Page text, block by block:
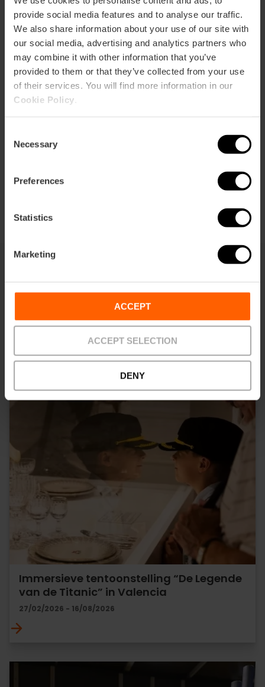
provide social media features and to analyse our traffic.
We also share information about your use of our site with
our social media, advertising and analytics partners who
may combine it with other information that you’ve
provided to them or that they’ve collected from your use
of their services. You will find more information in our
Cookie Policy
Selection
Necessary
Preferences
Statistics
Marketing
ACCEPT
ACCEPT SELECTION
DENY
Bekijk kaart
Routebeschrijving
Dit vind je misschien ook leuk
Immersieve tentoonstelling “De Legende
van de Titanic” in Valencia
27/02/2026 - 16/08/2026